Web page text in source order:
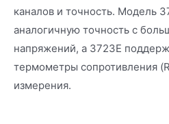
каналов и точность. Модель
аналогичную точность с
напряжений, а 3723E
термометры сопротивления
измерения.